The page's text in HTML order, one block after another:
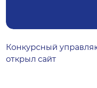
Конкурсный
открыл сайт